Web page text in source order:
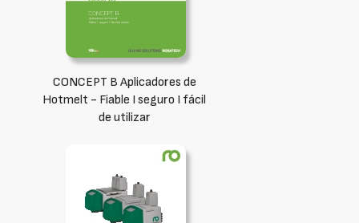
CONCEPT B Aplicadores de
Hotmelt - Fiable I seguro I fácil
de utilizar